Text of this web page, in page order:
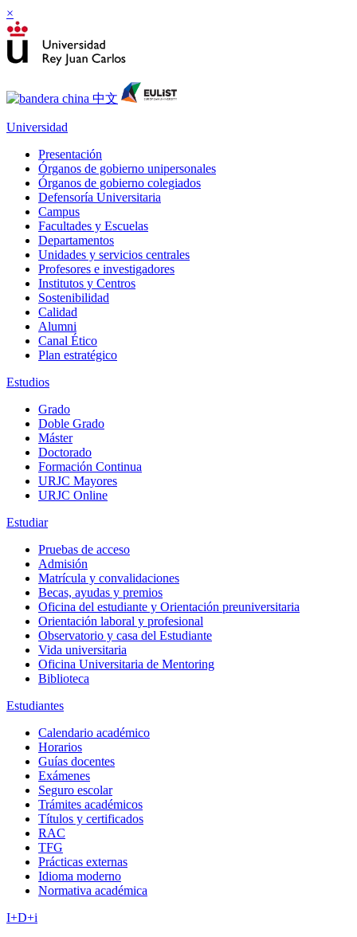
×
Universidad
Presentación
Órganos de gobierno unipersonales
Órganos de gobierno colegiados
Defensoría Universitaria
Campus
Facultades y Escuelas
Departamentos
Unidades y servicios centrales
Profesores e investigadores
Institutos y Centros
Sostenibilidad
Calidad
Alumni
Canal Ético
Plan estratégico
Estudios
Grado
Doble Grado
Máster
Doctorado
Formación Continua
URJC Mayores
URJC Online
Estudiar
Pruebas de acceso
Admisión
Matrícula y convalidaciones
Becas, ayudas y premios
Oficina del estudiante y Orientación preuniversitaria
Orientación laboral y profesional
Observatorio y casa del Estudiante
Vida universitaria
Oficina Universitaria de Mentoring
Biblioteca
Estudiantes
Calendario académico
Horarios
Guías docentes
Exámenes
Seguro escolar
Trámites académicos
Títulos y certificados
RAC
TFG
Prácticas externas
Idioma moderno
Normativa académica
I+D+i